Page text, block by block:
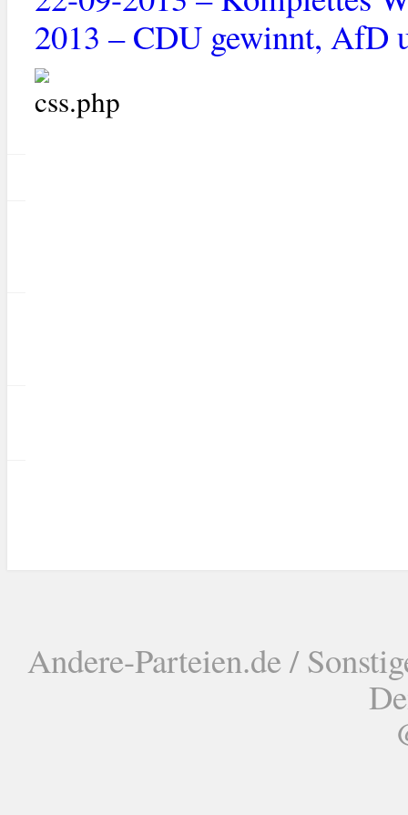
2013 – CDU gewinnt, AfD
Andere-Parteien.de /